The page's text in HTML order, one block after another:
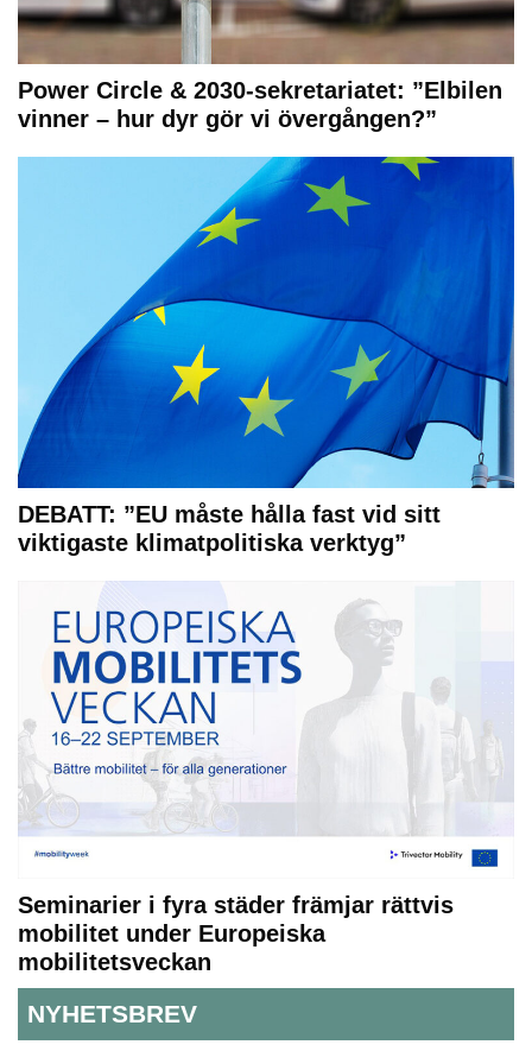
Power Circle & 2030-sekretariatet: ”Elbilen
vinner – hur dyr gör vi övergången?”
DEBATT: ”EU måste hålla fast vid sitt
viktigaste klimatpolitiska verktyg”
Seminarier i fyra städer främjar rättvis
mobilitet under Europeiska
mobilitetsveckan
NYHETSBREV